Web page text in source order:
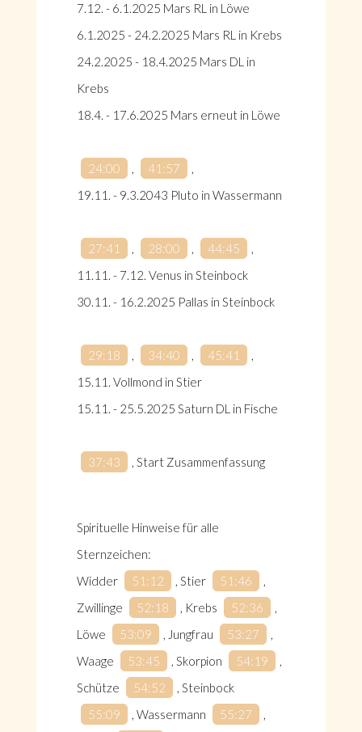
7.12. - 6.1.2025 Mars RL in Löwe
6.1.2025 - 24.2.2025 Mars RL in Krebs
24.2.2025 - 18.4.2025 Mars DL in
Krebs
18.4. - 17.6.2025 Mars erneut in Löwe
24:00 , 41:57
,
19.11. - 9.3.2043 Pluto in Wassermann
27:41 , 28:00 , 44:45
,
11.11. - 7.12. Venus in Steinbock
30.11. - 16.2.2025 Pallas in Steinbock
29:18 , 34:40 , 45:41
,
15.11. Vollmond in Stier
15.11. - 25.5.2025 Saturn DL in Fische
37:43 , Start Zusammenfassung
Spirituelle Hinweise für alle
Sternzeichen:
Widder
51:12 , Stier 51:46
,
Zwillinge
52:18 , Krebs 52:36
,
Löwe
53:09 , Jungfrau 53:27
,
Waage
53:45 , Skorpion 54:19
,
Schütze
54:52
, Steinbock
55:09
, Wassermann 55:27
,